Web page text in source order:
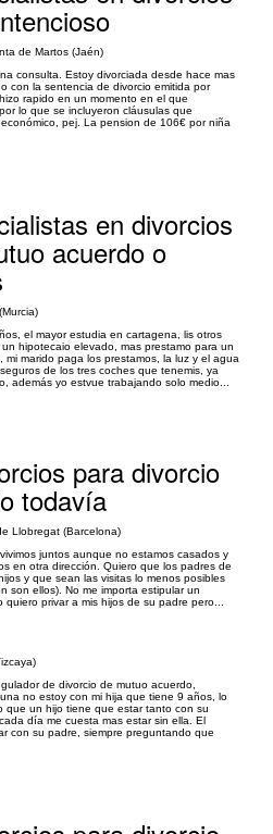
de Martos (Jaén)
consulta. Estoy divorciada desde hace mas
con la sentencia de divorcio emitida por
rapido en un momento en el que
lo que se incluyeron cláusulas que
pej. La pension de 106€ por niña
en divorcios
acuerdo o
el mayor estudia en cartagena, lis otros
hipotecaio elevado, mas prestamo para un
marido paga los prestamos, la luz y el agua
de los tres coches que tenemis, ya
además yo estvue trabajando solo medio...
para divorcio
todavía
Llobregat (Barcelona)
juntos aunque no estamos casados y
en otra dirección. Quiero que los padres de
y que sean las visitas lo menos posibles
son ellos). No me importa estipular un
privar a mis hijos de su padre pero...
de divorcio de mutuo acuerdo,
no estoy con mi hija que tiene 9 años, lo
que un hijo tiene que estar tanto con su
día me cuesta mas estar sin ella. El
con su padre, siempre preguntando que